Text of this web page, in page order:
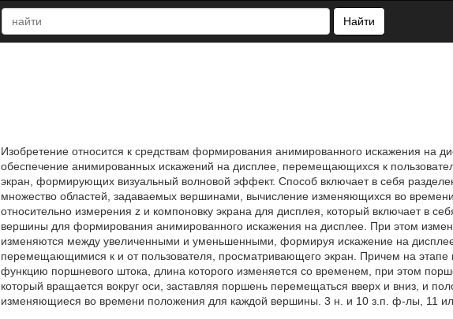
Найти
Изобретение относится к средствам формирования анимированного искажения на
обеспечение анимированных искажений на дисплее, перемещающихся к
экран, формирующих визуальный волновой эффект. Способ включает в себя
множество областей, задаваемых вершинами, вычисление изменяющихся во
относительно измерения z и компоновку экрана для дисплея, который включает в
вершины для формирования анимированного искажения на дисплее. При этом
изменяются между увеличенными и уменьшенными, формируя искажение на дисплее
перемещающимися к и от пользователя, просматривающего экран. Причем на этапе
функцию поршневого штока, длина которого изменяется со временем, при этом
который вращается вокруг оси, заставляя поршень перемещаться вверх и вниз, и
изменяющиеся во времени положения для каждой вершины. 3 н. и 10 з.п. ф-лы, 11 ил.